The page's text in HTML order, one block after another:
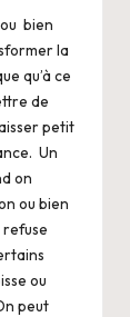
bien
la
qu’à ce
de
petit
Un
on
ou bien
refuse
ou
peut